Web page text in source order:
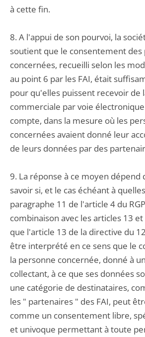
à cette fin.
8. A l'appui de son pourvoi, la
soutient que le consentement des
concernées, recueilli selon les
au point 6 par les FAI, était
pour qu'elles puissent recevoir de
commerciale par voie
compte, dans la mesure où les
concernées avaient donné leur
de leurs données par des
9. La réponse à ce moyen dépend
savoir si, et le cas échéant à
paragraphe 11 de l'article 4 du
combinaison avec les articles 13 et
que l'article 13 de la directive du
être interprété en ce sens que le
la personne concernée, donné à
collectant, à ce que ses données
une catégorie de destinataires,
les " partenaires " des FAI, peut
comme un consentement libre,
et univoque permettant à toute